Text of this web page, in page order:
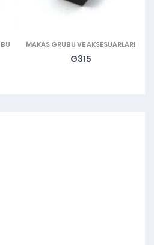
MAKAS GRUBU VE AKSESUARLARI
G315